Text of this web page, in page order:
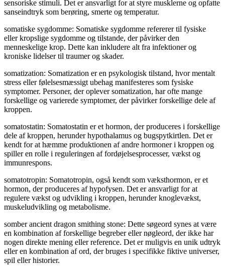
sensoriske stimuli. Det er ansvarligt for at styre musklerne og opfatte
sanseindtryk som berøring, smerte og temperatur.
somatiske sygdomme: Somatiske sygdomme refererer til fysiske
eller kropslige sygdomme og tilstande, der påvirker den
menneskelige krop. Dette kan inkludere alt fra infektioner og
kroniske lidelser til traumer og skader.
somatization: Somatization er en psykologisk tilstand, hvor mentalt
stress eller følelsesmæssigt ubehag manifesteres som fysiske
symptomer. Personer, der oplever somatization, har ofte mange
forskellige og varierede symptomer, der påvirker forskellige dele af
kroppen.
somatostatin: Somatostatin er et hormon, der produceres i forskellige
dele af kroppen, herunder hypothalamus og bugspytkirtlen. Det er
kendt for at hæmme produktionen af ​​andre hormoner i kroppen og
spiller en rolle i reguleringen af ​​fordøjelsesprocesser, vækst og
immunrespons.
somatotropin: Somatotropin, også kendt som væksthormon, er et
hormon, der produceres af hypofysen. Det er ansvarligt for at
regulere vækst og udvikling i kroppen, herunder knoglevækst,
muskeludvikling og metabolisme.
somber ancient dragon smithing stone: Dette søgeord synes at være
en kombination af forskellige begreber eller nøgleord, der ikke har
nogen direkte mening eller reference. Det er muligvis en unik udtryk
eller en kombination af ord, der bruges i specifikke fiktive universer,
spil eller historier.